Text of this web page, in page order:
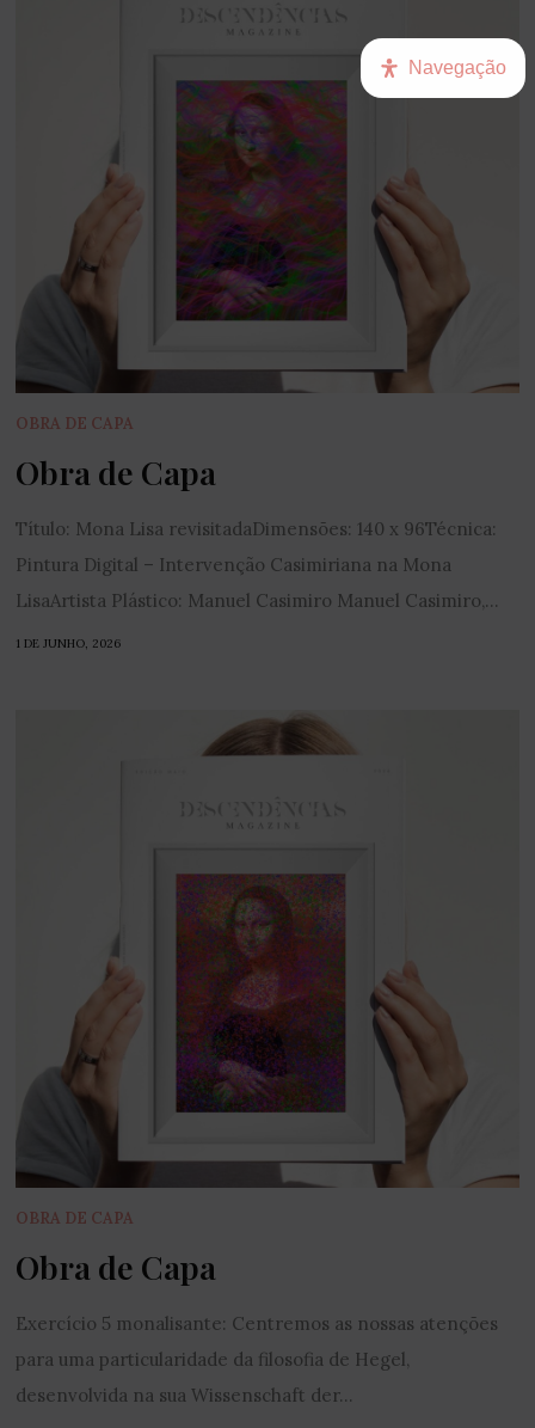
OBRA DE CAPA
Obra de Capa
Título: Mona Lisa revisitadaDimensões: 140 x 96Técnica:
Pintura Digital – Intervenção Casimiriana na Mona
LisaArtista Plástico: Manuel Casimiro Manuel Casimiro,...
1 DE JUNHO, 2026
OBRA DE CAPA
Obra de Capa
Exercício 5 monalisante: Centremos as nossas atenções
para uma particularidade da filosofia de Hegel,
desenvolvida na sua Wissenschaft der...
Navegação